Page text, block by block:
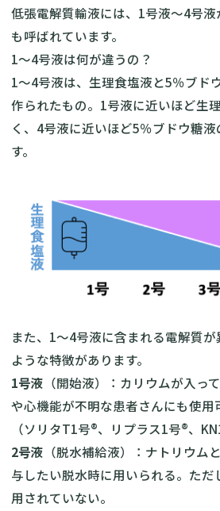
低張電解質輸液には、1号液〜4号
も呼ばれています。
1〜4号液は何が違うの？
1〜4号液は、生理食塩液と5％ブド
作られたもの。1号液に近いほど生
く、4号液に近いほど5％ブドウ糖
す。
また、1〜4号液に含まれる電解質
ような特徴があります。
1号液 （開始液）：カリウムが入っ
や心機能が不明な患者さんにも使用
（ソリタT1号®︎、リプラス1号®︎、
2号液 （脱水補給液）：ナトリウム
与したい脱水時に用いられる。た
用されていない。